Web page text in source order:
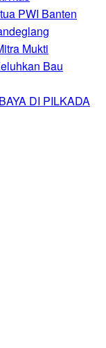
PWI Banten
Mukti
Bau
DI PILKADA